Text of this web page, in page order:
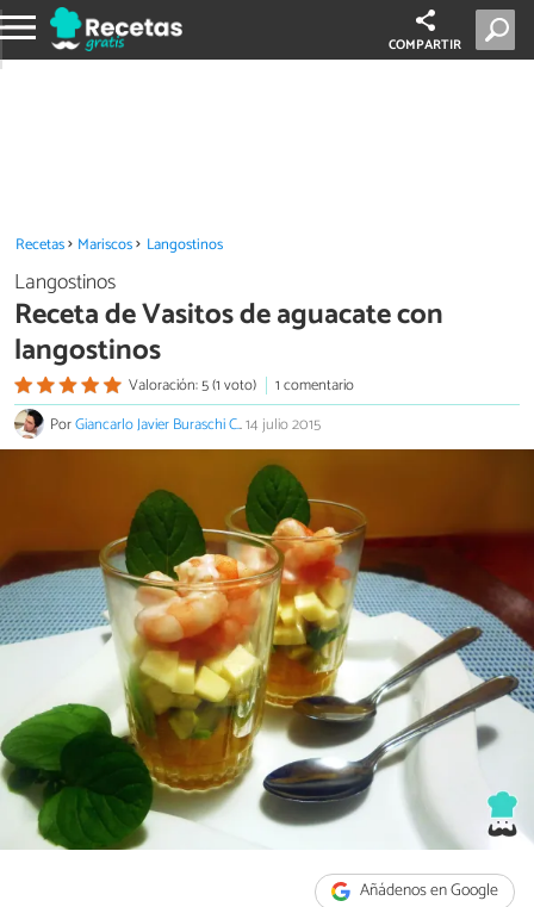
COMPARTIR
Recetas Mariscos Langostinos
Langostinos
Receta de Vasitos de aguacate con
langostinos
Valoración: 5 (1 voto)
1 comentario
PorGiancarlo Javier Buraschi C..14 julio 2015
Añádenos en Google